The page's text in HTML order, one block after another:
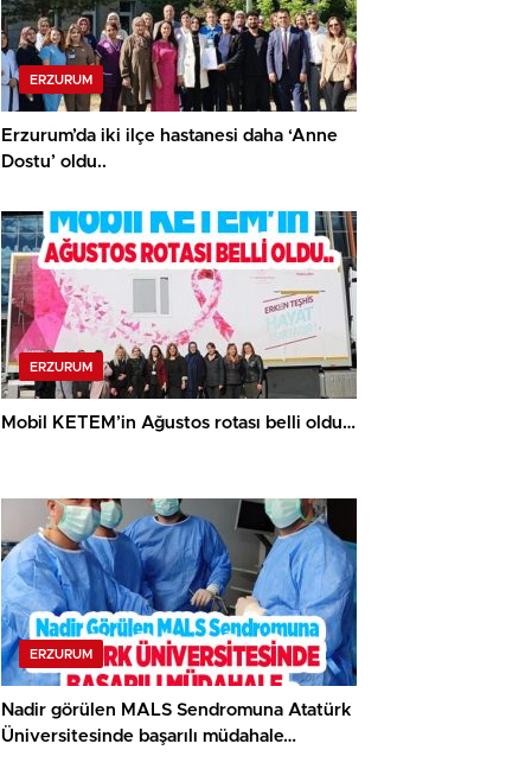
ERZURUM
Erzurum’da iki ilçe hastanesi daha ‘Anne
Dostu’ oldu..
ERZURUM
Mobil KETEM’in Ağustos rotası belli oldu…
ERZURUM
Nadir görülen MALS Sendromuna Atatürk
Üniversitesinde başarılı müdahale…